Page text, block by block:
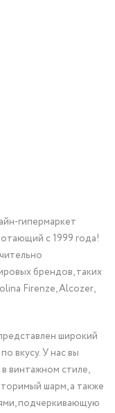
гипермаркет
с 1999 года!
брендов, таких
Firenze, Alcozer,
широкий
вкусу. У нас вы
винтажном стиле,
шарм, а также
подчеркивающую